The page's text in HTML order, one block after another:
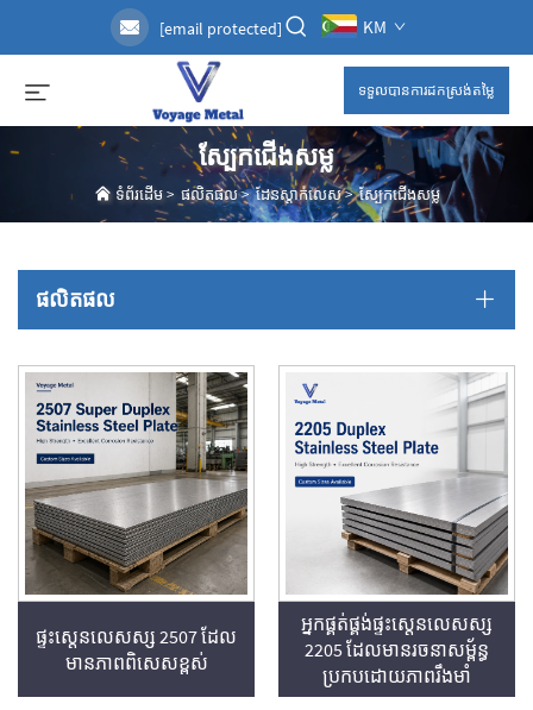
[email protected] KM
ទទួលបានការដកស្រង់តម្លៃ
ស្បែកជើងសម្ល
ទំព័រដើម> ផលិតផល>ដែនស្តាក់លេស>ស្បែកជើងសម្ល
ផលិតផល
ផ្ទះស្តេនលេសស្ស 2507 ដែល
មានភាពពិសេសខ្ពស់
អ្នកផ្គត់ផ្គង់ផ្ទះស្តេនលេសស្ស
2205 ដែលមានរចនាសម្ព័ន្ធ
ប្រកបដោយភាពរឹងមាំ